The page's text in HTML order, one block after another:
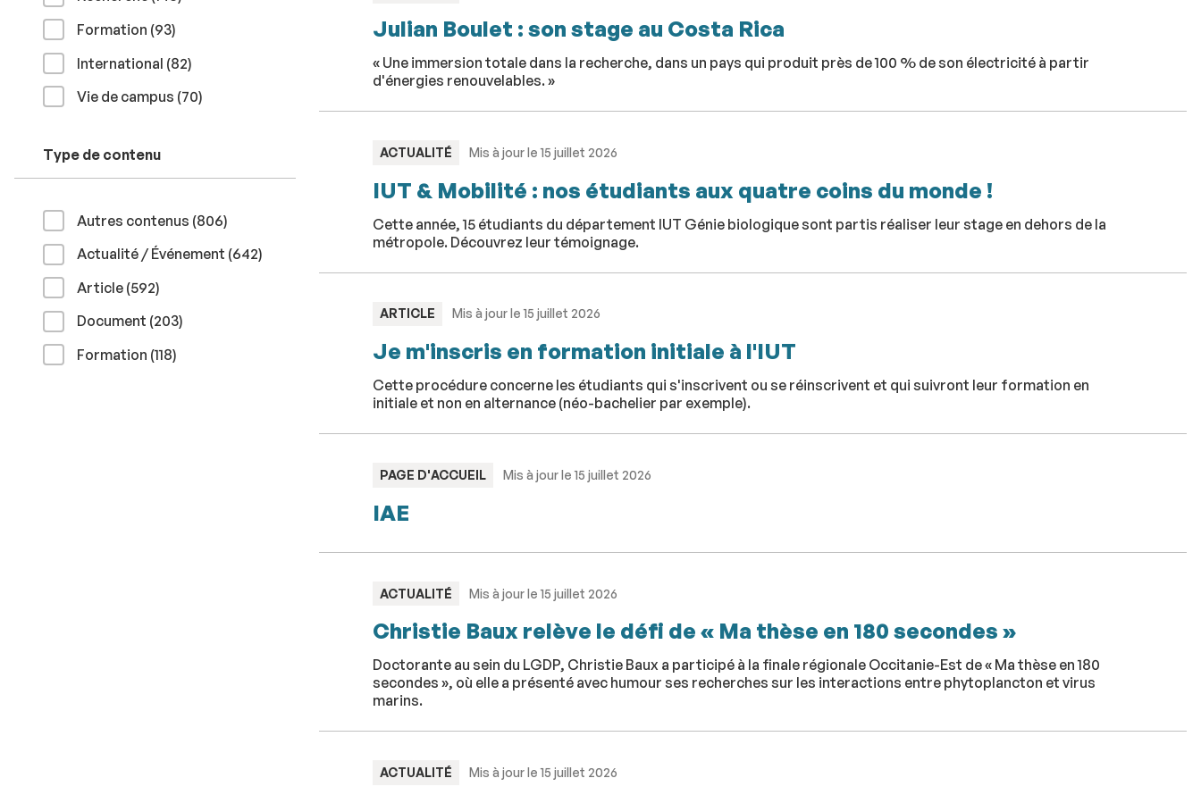
Formation (93résultats
)
International (82résultats
)
Vie de campus (70résultats
)
Type de contenu
Autres contenus (806résultats
)
Actualité / Événement (642résultats
)
Article (592résultats
)
Document (203résultats
)
Formation (118résultats
)
Julian Boulet : son stage au Costa Rica
« Une immersion totale dans la recherche, dans un pays qui produit près de 100 % de son électricité à partir
d'énergies renouvelables. »
TYPE
ACTUALITÉ Mis à jour le 15 juillet 2026
IUT & Mobilité : nos étudiants aux quatre coins du monde !
Cette année, 15 étudiants du département IUT Génie biologique sont partis réaliser leur stage en dehors de la
métropole. Découvrez leur témoignage.
TYPE
ARTICLE Mis à jour le 15 juillet 2026
Je m'inscris en formation initiale à l'IUT
Cette procédure concerne les étudiants qui s'inscrivent ou se réinscrivent et qui suivront leur formation en
initiale et non en alternance (néo-bachelier par exemple).
TYPE
PAGE D'ACCUEIL Mis à jour le 15 juillet 2026
IAE
TYPE
ACTUALITÉ Mis à jour le 15 juillet 2026
Christie Baux relève le défi de « Ma thèse en 180 secondes »
Doctorante au sein du LGDP, Christie Baux a participé à la finale régionale Occitanie-Est de « Ma thèse en 180
secondes », où elle a présenté avec humour ses recherches sur les interactions entre phytoplancton et virus
marins.
TYPE
ACTUALITÉ Mis à jour le 15 juillet 2026